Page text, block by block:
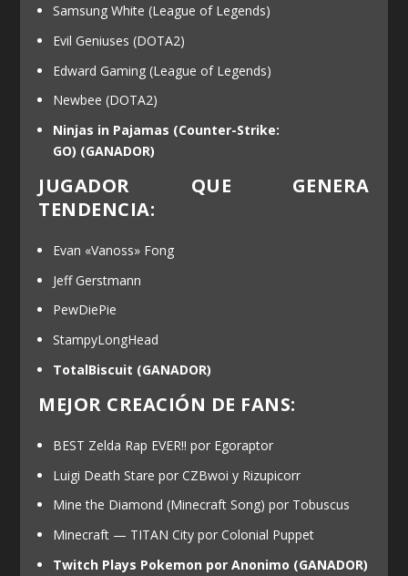
Samsung White (League of Legends)
Evil Geniuses (DOTA2)
Edward Gaming (League of Legends)
Newbee (DOTA2)
Ninjas in Pajamas (Counter-Strike:
GO) (GANADOR)
JUGADOR QUE GENERA
TENDENCIA:
Evan «Vanoss» Fong
Jeff Gerstmann
PewDiePie
StampyLongHead
TotalBiscuit (GANADOR)
MEJOR CREACIÓN DE FANS:
BEST Zelda Rap EVER!! por Egoraptor
Luigi Death Stare por CZBwoi y Rizupicorr
Mine the Diamond (Minecraft Song) por Tobuscus
Minecraft — TITAN City por Colonial Puppet
Twitch Plays Pokemon por Anonimo (GANADOR)